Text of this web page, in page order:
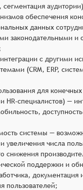
обеспечения
данных
законодательными и
с другими
(CRM, ERP,
для
HR-специалистов) —
системы —
увеличения числа
снижения
поддержки и
пользователей;